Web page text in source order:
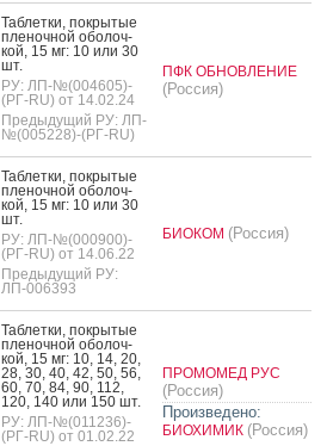
Таб­летки, пок­ры­тые
пле­ноч­ной обо­лоч­
кой, 15 мг: 10 или 30
шт.
РУ: ЛП-№(004605)-
(РГ-RU) от 14.02.24
Предыдущий РУ: ЛП-
№(005228)-(РГ-RU)
ПФК ОБНОВЛЕНИЕ
(Россия)
Таб­летки, пок­ры­тые
пле­ноч­ной обо­лоч­
кой, 15 мг: 10 или 30
шт.
РУ: ЛП-№(000900)-
(РГ-RU) от 14.06.22
Предыдущий РУ:
ЛП-006393
БИОКОМ (Россия)
Таб­летки, пок­ры­тые
пле­ноч­ной обо­лоч­
кой, 15 мг: 10, 14, 20,
28, 30, 40, 42, 50, 56,
60, 70, 84, 90, 112,
120, 140 или 150 шт.
РУ: ЛП-№(011236)-
(РГ-RU) от 01.02.22
ПРОМОМЕД РУС
(Россия)
Произведено:
БИОХИМИК (Россия)